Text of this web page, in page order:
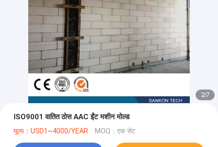
2/7
ISO9001 वातित ठोस AAC ईंट मशीन मोल्ड
मूल्य：USD1~4000/YEAR MOQ：एक सेट